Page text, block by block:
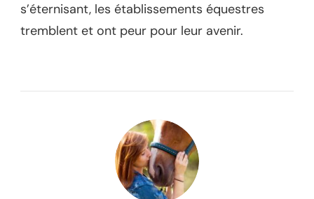
s’éternisant, les établissements équestres
tremblent et ont peur pour leur avenir.